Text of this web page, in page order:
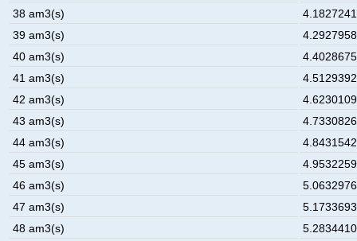
38 am3(s)
39 am3(s)
40 am3(s)
41 am3(s)
42 am3(s)
43 am3(s)
44 am3(s)
45 am3(s)
46 am3(s)
47 am3(s)
48 am3(s)